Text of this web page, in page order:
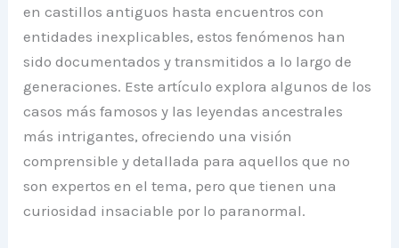
en castillos antiguos hasta encuentros con
entidades inexplicables, estos fenómenos han
sido documentados y transmitidos a lo largo de
generaciones. Este artículo explora algunos de los
casos más famosos y las leyendas ancestrales
más intrigantes, ofreciendo una visión
comprensible y detallada para aquellos que no
son expertos en el tema, pero que tienen una
curiosidad insaciable por lo paranormal.